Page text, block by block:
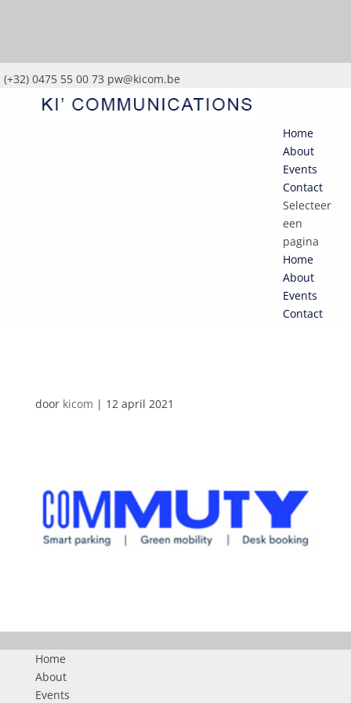
(+32) 0475 55 00 73 pw@kicom.be
Home
About
Events
Contact
Selecteer
een
pagina
Home
About
Events
Contact
door kicom | 12 april 2021
Home
About
Events